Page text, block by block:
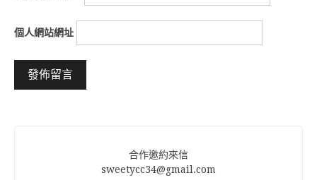
個人網站網址
合作邀約來信
sweetycc34@gmail.com